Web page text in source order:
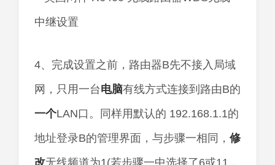
4、完成设置之前，路由器B先不接入局域
网，只用一台电脑有线方式连接到路由B的
一个LAN口。同样用默认的 192.168.1.1的
地址登录B的管理界面，与步骤一相同， 修